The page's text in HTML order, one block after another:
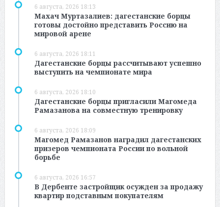
6 августа, 2026 18:13
Махач Муртазалиев: дагестанские борцы
готовы достойно представить Россию на
мировой арене
6 августа, 2026 18:11
Дагестанские борцы рассчитывают успешно
выступить на чемпионате мира
6 августа, 2026 18:10
Дагестанские борцы пригласили Магомеда
Рамазанова на совместную тренировку
6 августа, 2026 18:09
Магомед Рамазанов наградил дагестанских
призеров чемпионата России по вольной
борьбе
6 августа, 2026 16:57
В Дербенте застройщик осужден за продажу
квартир подставным покупателям